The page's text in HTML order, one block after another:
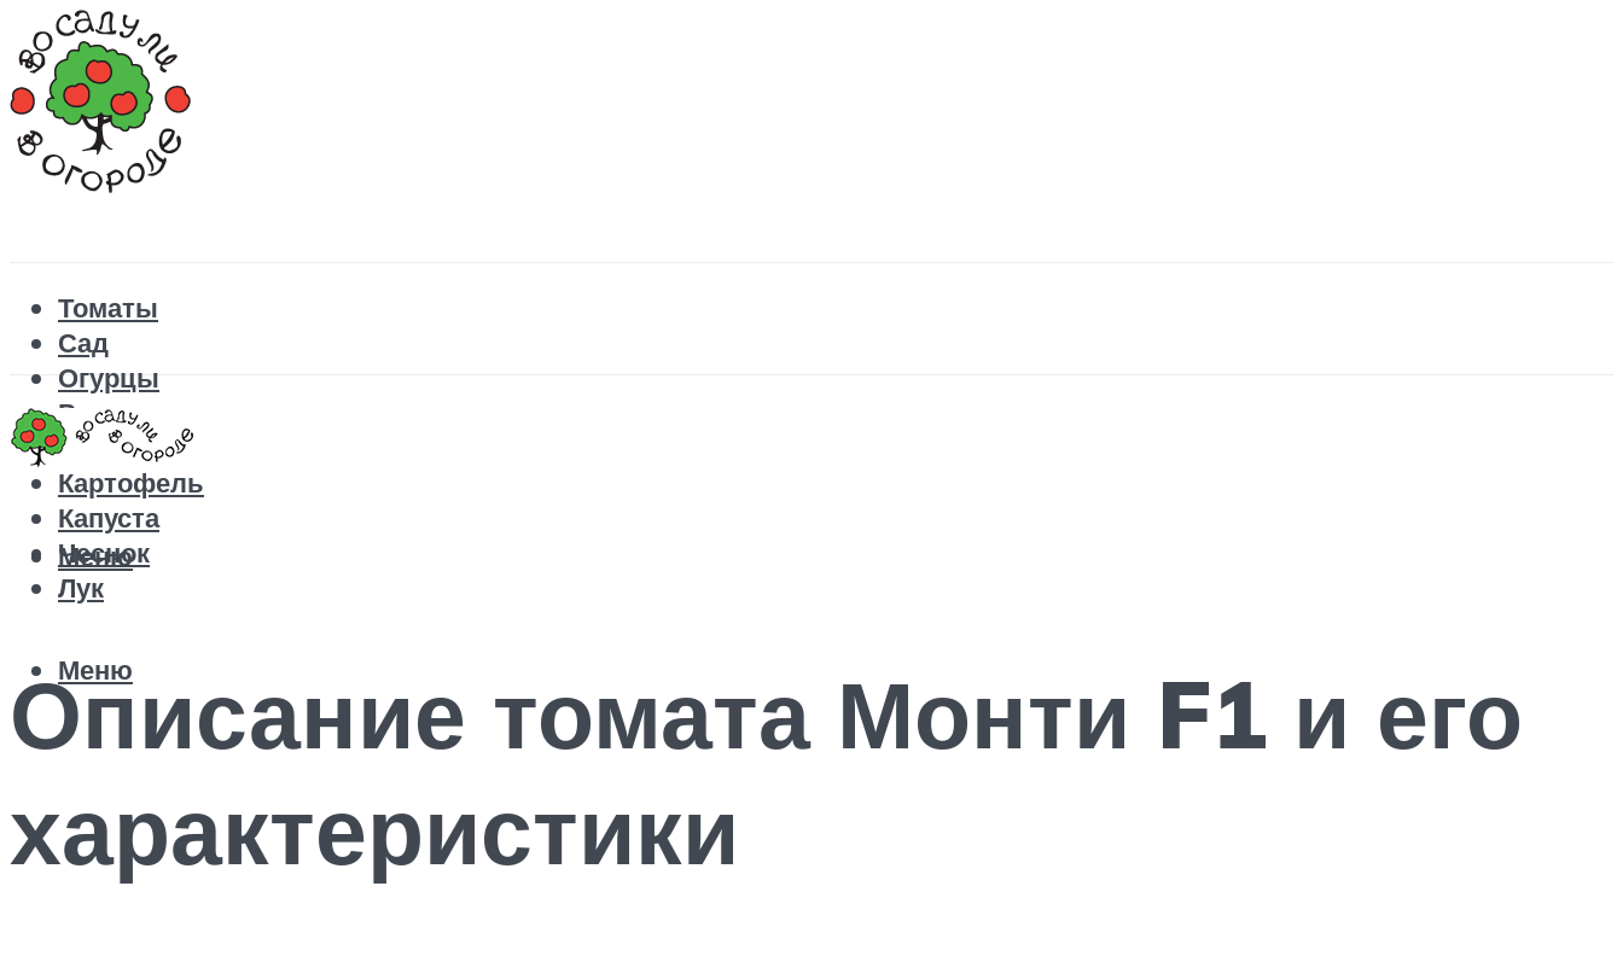
Томаты
Сад
Огурцы
Рецепты
Перец
Картофель
Капуста
Чеснок
Лук
Меню
Меню
Описание томата Монти F1 и его
характеристики